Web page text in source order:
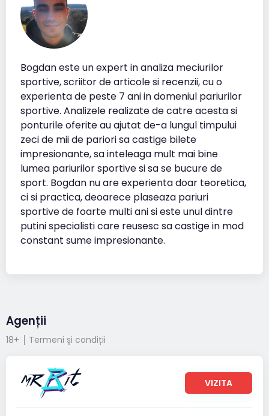
Bogdan este un expert in analiza meciurilor
sportive, scriitor de articole si recenzii, cu o
experienta de peste 7 ani in domeniul pariurilor
sportive. Analizele realizate de catre acesta si
ponturile oferite au ajutat de-a lungul timpului
zeci de mii de pariori sa castige bilete
impresionante, sa inteleaga mult mai bine
lumea pariurilor sportive si sa se bucure de
sport. Bogdan nu are experienta doar teoretica,
ci si practica, deoarece plaseaza pariuri
sportive de foarte multi ani si este unul dintre
putini specialisti care reusesc sa castige in mod
constant sume impresionante.
Agenții
18+ Termeni și condiții
VIZITA